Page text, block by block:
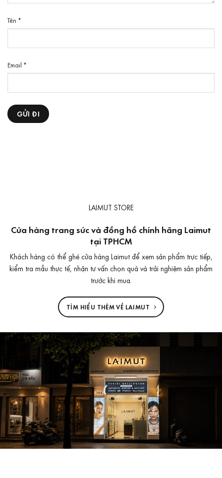
Tên *
Email *
LAIMUT STORE
Cửa hàng trang sức và đồng hồ chính hãng Laimut
tại TPHCM
Khách hàng có thể ghé cửa hàng Laimut để xem sản phẩm trực tiếp,
kiểm tra mẫu thực tế, nhận tư vấn chọn quà và trải nghiệm sản phẩm
trước khi mua.
TÌM HIỂU THÊM VỀ LAIMUT